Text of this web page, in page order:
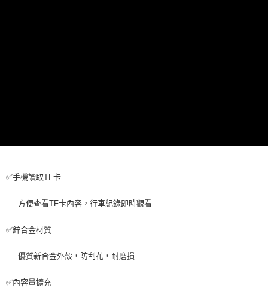
✅手機讀取TF卡
方便查看TF卡內容，行車紀錄即時觀看
✅鋅合金材質
優質新合金外殼，防刮花，耐磨損
✅內容量擴充